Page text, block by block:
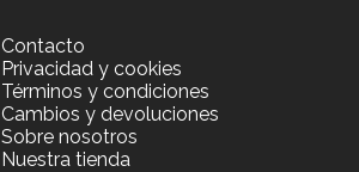
Contacto
Privacidad y cookies
Términos y condiciones
Cambios y devoluciones
Sobre nosotros
Nuestra tienda